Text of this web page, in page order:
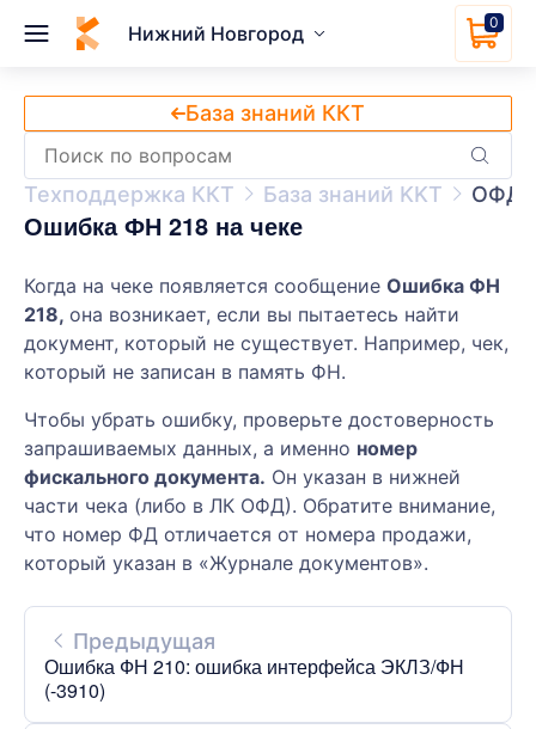
Нижний Новгород 0
База знаний ККТ
Техподдержка ККТ База знаний KKT ОФД
Ошибка ФН 218 на чеке
Когда на чеке появляется сообщение Ошибка ФН
218, она возникает, если вы пытаетесь найти
документ, который не существует. Например, чек,
который не записан в память ФН.
Чтобы убрать ошибку, проверьте достоверность
запрашиваемых данных, а именно номер
фискального документа. Он указан в нижней
части чека (либо в ЛК ОФД). Обратите внимание,
что номер ФД отличается от номера продажи,
который указан в «Журнале документов».
Предыдущая
Ошибка ФН 210: ошибка интерфейса ЭКЛЗ/ФН
(-3910)